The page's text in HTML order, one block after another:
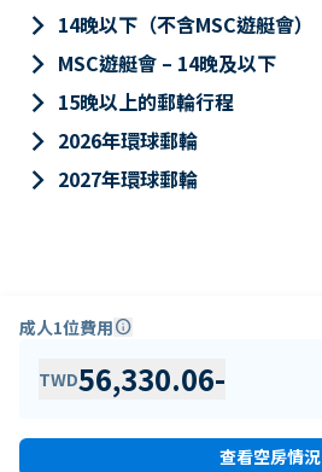
keyboard_arrow_right 14晚以下（不含MSC遊艇會）
keyboard_arrow_right MSC遊艇會 – 14晚及以下
keyboard_arrow_right 15晚以上的郵輪行程
keyboard_arrow_right 2026年環球郵輪
keyboard_arrow_right 2027年環球郵輪
成人1位費用info
TWD56,330.06-
查看空房情況